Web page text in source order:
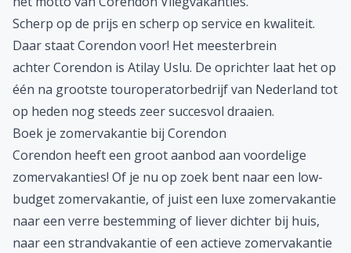
Scherp op de prijs en scherp op service en kwaliteit.
Daar staat Corendon voor! Het meesterbrein
achter Corendon is Atilay Uslu. De oprichter laat het op
één na grootste touroperatorbedrijf van Nederland tot
op heden nog steeds zeer succesvol draaien.
Boek je zomervakantie bij Corendon
Corendon heeft een groot aanbod aan voordelige
zomervakanties! Of je nu op zoek bent naar een low-
budget zomervakantie, of juist een luxe zomervakantie
naar een verre bestemming of liever dichter bij huis,
naar een strandvakantie of een actieve zomervakantie